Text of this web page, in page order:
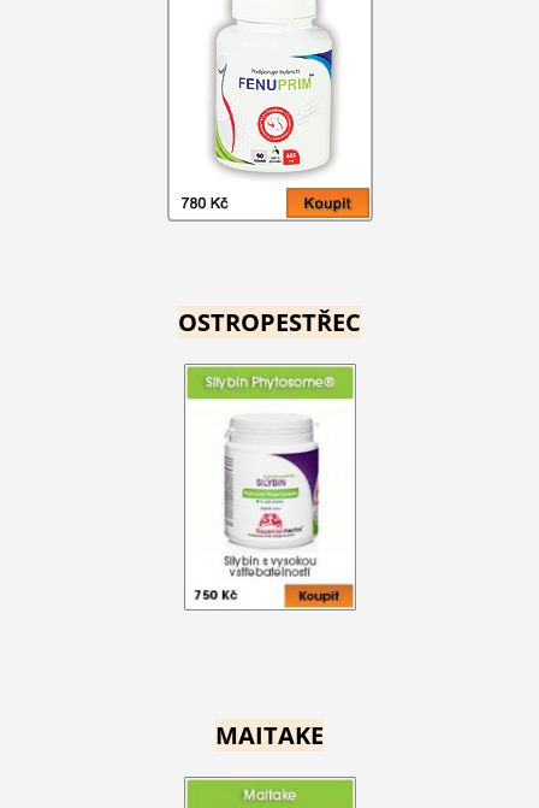
OSTROPESTŘEC
MAITAKE